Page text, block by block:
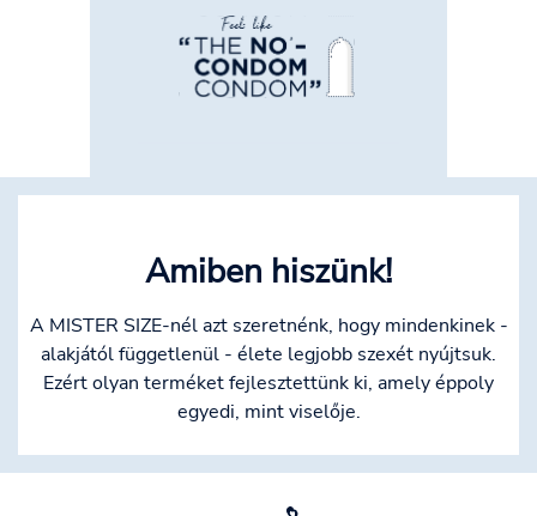
Amiben hiszünk!
A MISTER SIZE-nél azt szeretnénk, hogy mindenkinek -
alakjától függetlenül - élete legjobb szexét nyújtsuk.
Ezért olyan terméket fejlesztettünk ki, amely éppoly
egyedi, mint viselője.